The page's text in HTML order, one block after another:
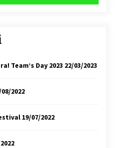
Team’s Day 2023 22/03/2023
2022
19/07/2022